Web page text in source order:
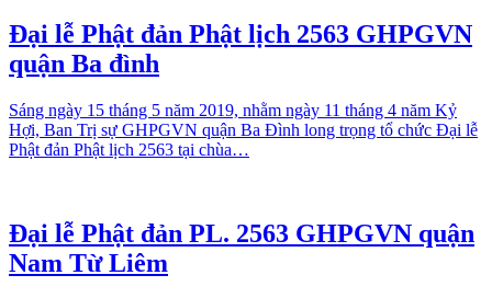
Đại lễ Phật đản Phật lịch 2563 GHPGVN
quận Ba đình
Sáng ngày 15 tháng 5 năm 2019, nhằm ngày 11 tháng 4 năm Kỷ
Hợi, Ban Trị sự GHPGVN quận Ba Đình long trọng tổ chức Đại lễ
Phật đản Phật lịch 2563 tại chùa…
Đại lễ Phật đản PL. 2563 GHPGVN quận
Nam Từ Liêm